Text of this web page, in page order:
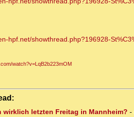
hpf.net/showthread.php?196928-
watch?v=LqB2b223mOM
wirklich letzten Freitag in Mannheim? -